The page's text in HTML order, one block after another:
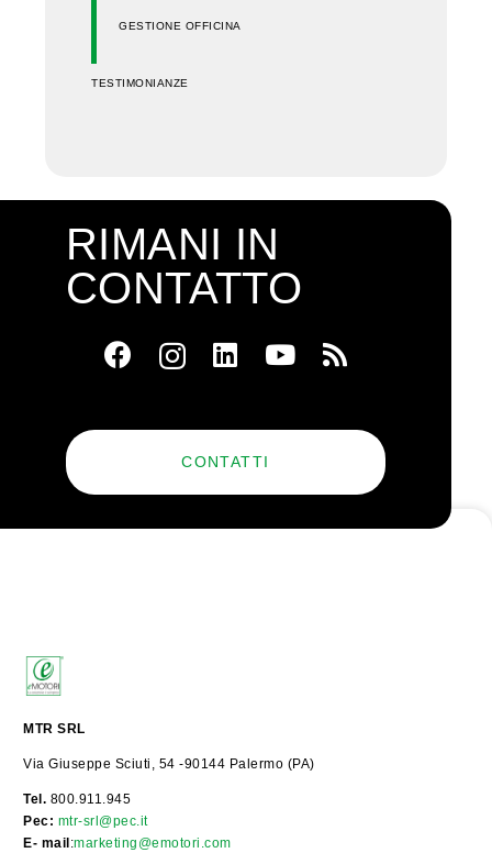
GESTIONE OFFICINA
TESTIMONIANZE
RIMANI IN
CONTATTO
CONTATTI
MTR SRL
Via Giuseppe Sciuti, 54 -90144 Palermo (PA)
Tel. 800.911.945
Pec: mtr-srl@pec.it
E- mail:marketing@emotori.com